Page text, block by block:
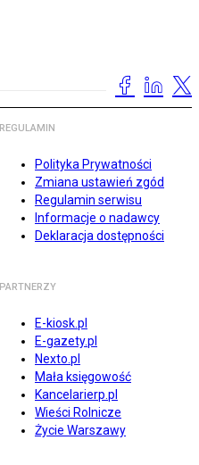
REGULAMIN
Polityka Prywatności
Zmiana ustawień zgód
Regulamin serwisu
Informacje o nadawcy
Deklaracja dostępności
PARTNERZY
E-kiosk.pl
E-gazety.pl
Nexto.pl
Mała księgowość
Kancelarierp.pl
Wieści Rolnicze
Życie Warszawy